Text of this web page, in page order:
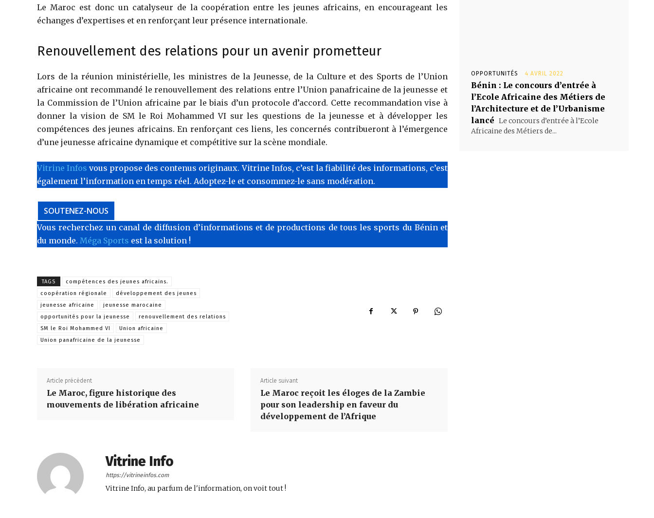
Le Maroc est donc un catalyseur de la coopération entre les jeunes africains, en encourageant les
échanges d’expertises et en renforçant leur présence internationale.
Renouvellement des relations pour un avenir prometteur
Lors de la réunion ministérielle, les ministres de la Jeunesse, de la Culture et des Sports de l’Union
africaine ont recommandé le renouvellement des relations entre l’Union panafricaine de la jeunesse et
la Commission de l’Union africaine par le biais d’un protocole d’accord. Cette recommandation vise à
donner la vision de SM le Roi Mohammed VI sur les questions de la jeunesse et à développer les
compétences des jeunes africains. En renforçant ces liens, les concernés contribueront à l’émergence
d’une jeunesse africaine dynamique et compétitive sur la scène mondiale.
Vitrine Infos vous propose des contenus originaux. Vitrine Infos, c’est la fiabilité des informations, c’est
également l’information en temps réel. Adoptez-le et consommez-le sans modération.
SOUTENEZ-NOUS
Vous recherchez un canal de diffusion d’informations et de productions de tous les sports du Bénin et
du monde. Méga Sports est la solution !
TAGS
compétences des jeunes africains.
coopération régionale
développement des jeunes
jeunesse africaine
jeunesse marocaine
opportunités pour la jeunesse
renouvellement des relations
SM le Roi Mohammed VI
Union africaine
Union panafricaine de la jeunesse
Article précédent
Le Maroc, figure historique des
mouvements de libération africaine
Article suivant
Le Maroc reçoit les éloges de la Zambie
pour son leadership en faveur du
développement de l’Afrique
Vitrine Info
https://vitrineinfos.com
Vitrine Info, au parfum de l'information, on voit tout !
OPPORTUNITÉS 4 AVRIL 2022
Bénin : Le concours d’entrée à
l’Ecole Africaine des Métiers de
l’Architecture et de l’Urbanisme
lancé Le concours d’entrée à l’Ecole
Africaine des Métiers de...